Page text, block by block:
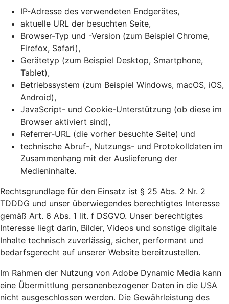
IP-Adresse des verwendeten Endgerätes,
aktuelle URL der besuchten Seite,
Browser-Typ und -Version (zum Beispiel Chrome,
Firefox, Safari),
Gerätetyp (zum Beispiel Desktop, Smartphone,
Tablet),
Betriebssystem (zum Beispiel Windows, macOS, iOS,
Android),
JavaScript- und Cookie-Unterstützung (ob diese im
Browser aktiviert sind),
Referrer-URL (die vorher besuchte Seite) und
technische Abruf-, Nutzungs- und Protokolldaten im
Zusammenhang mit der Auslieferung der
Medieninhalte.
Rechtsgrundlage für den Einsatz ist § 25 Abs. 2 Nr. 2
TDDDG und unser überwiegendes berechtigtes Interesse
gemäß Art. 6 Abs. 1 lit. f DSGVO. Unser berechtigtes
Interesse liegt darin, Bilder, Videos und sonstige digitale
Inhalte technisch zuverlässig, sicher, performant und
bedarfsgerecht auf unserer Website bereitzustellen.
Im Rahmen der Nutzung von Adobe Dynamic Media kann
eine Übermittlung personenbezogener Daten in die USA
nicht ausgeschlossen werden. Die Gewährleistung des